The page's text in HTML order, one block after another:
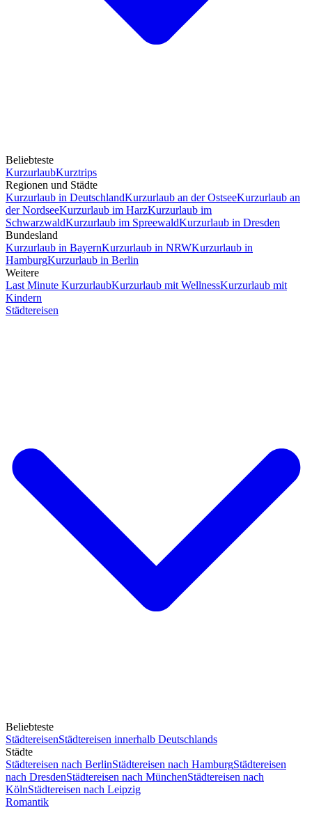
Beliebteste
KurzurlaubKurztrips
Regionen und Städte
Kurzurlaub in DeutschlandKurzurlaub an der OstseeKurzurlaub an
der NordseeKurzurlaub im HarzKurzurlaub im
SchwarzwaldKurzurlaub im SpreewaldKurzurlaub in Dresden
Bundesland
Kurzurlaub in BayernKurzurlaub in NRWKurzurlaub in
HamburgKurzurlaub in Berlin
Weitere
Last Minute KurzurlaubKurzurlaub mit WellnessKurzurlaub mit
Kindern
Städtereisen
Beliebteste
StädtereisenStädtereisen innerhalb Deutschlands
Städte
Städtereisen nach BerlinStädtereisen nach HamburgStädtereisen
nach DresdenStädtereisen nach MünchenStädtereisen nach
KölnStädtereisen nach Leipzig
Romantik